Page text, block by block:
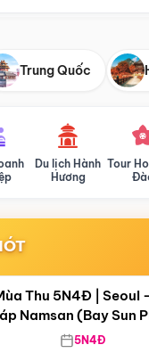
Trung Quốc
Du lịch Hành
Hương
Tour
Thu 5N4Đ | Seoul
Namsan (Bay Sun
5N4Đ